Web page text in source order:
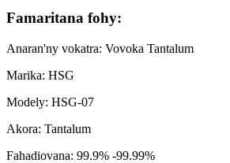
Famaritana fohy:
Anaran'ny vokatra: Vovoka Tantalum
Marika: HSG
Modely: HSG-07
Akora: Tantalum
Fahadiovana: 99.9% -99.99%